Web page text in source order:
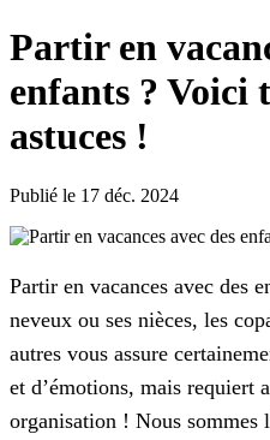
Partir en
enfants ? Voici
astuces !
Publié le 17 déc. 2024
Partir en vacances avec des
neveux ou ses nièces, les
autres vous assure
et d’émotions, mais requiert
organisation ! Nous sommes